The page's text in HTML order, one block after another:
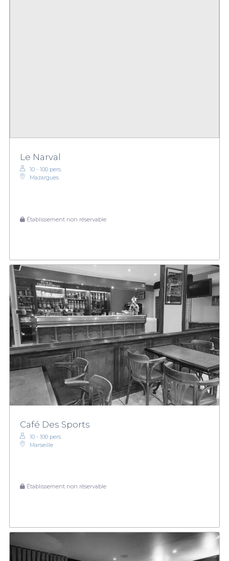
Le Narval
10 - 100 pers.
Mazargues
Établissement non réservable
Café Des Sports
10 - 100 pers.
Marseille
Établissement non réservable